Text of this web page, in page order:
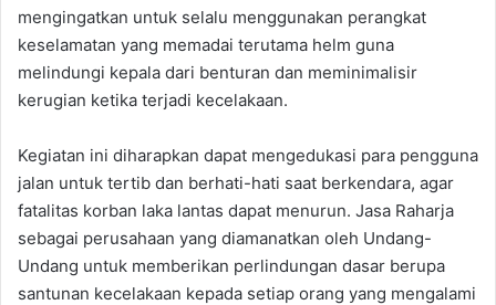
mengingatkan untuk selalu menggunakan perangkat
keselamatan yang memadai terutama helm guna
melindungi kepala dari benturan dan meminimalisir
kerugian ketika terjadi kecelakaan.
Kegiatan ini diharapkan dapat mengedukasi para pengguna
jalan untuk tertib dan berhati-hati saat berkendara, agar
fatalitas korban laka lantas dapat menurun. Jasa Raharja
sebagai perusahaan yang diamanatkan oleh Undang-
Undang untuk memberikan perlindungan dasar berupa
santunan kecelakaan kepada setiap orang yang mengalami